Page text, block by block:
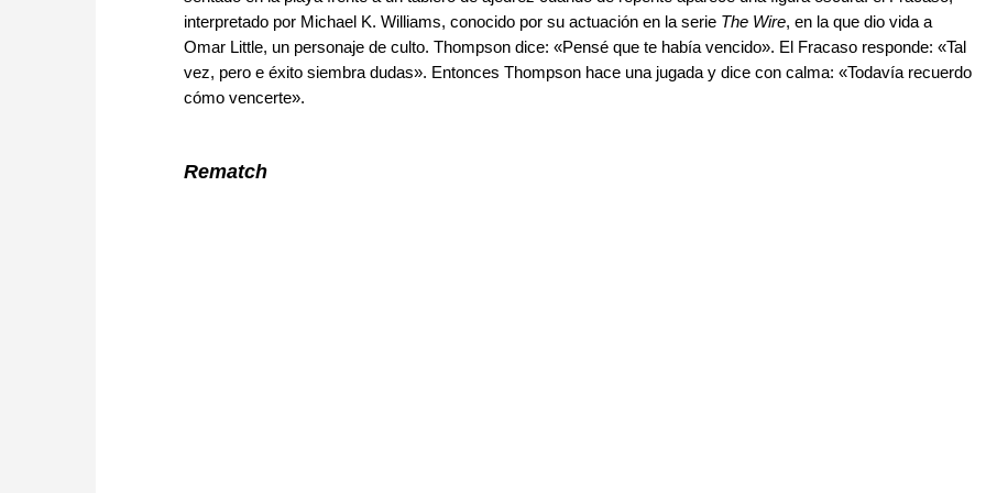
interpretado por Michael K. Williams, conocido por su actuación en la serie The Wire, en la que dio vida a
Omar Little, un personaje de culto. Thompson dice: «Pensé que te había vencido». El Fracaso responde: «Tal
vez, pero e éxito siembra dudas». Entonces Thompson hace una jugada y dice con calma: «Todavía recuerdo
cómo vencerte».
Rematch